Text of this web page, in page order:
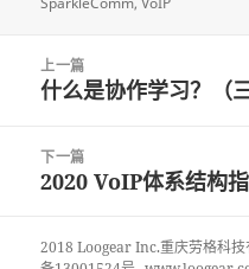
navigation
上一篇
上
篇
文
什么是协作学习？（三
下一篇
下
篇
2020 VoIP体系结构指
2018 Loogear Inc.重庆劳格科